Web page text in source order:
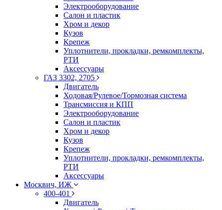
Электрооборудование
Салон и пластик
Хром и декор
Кузов
Крепеж
Уплотнители, прокладки, ремкомплекты,
РТИ
Аксессуары
ГАЗ 3302, 2705
Двигатель
Ходовая/Рулевое/Тормозная система
Трансмиссия и КПП
Электрооборудование
Салон и пластик
Хром и декор
Кузов
Крепеж
Уплотнители, прокладки, ремкомплекты,
РТИ
Аксессуары
Москвич, ИЖ
400-401
Двигатель